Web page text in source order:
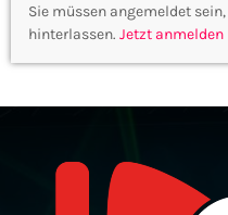
Sie müssen angemeldet
hinterlassen. Jetzt anmelden